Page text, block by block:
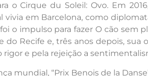
o Cirque du Soleil: Ovo. Em
vivia em Barcelona, como
o impulso para fazer O cão sem
Recife e, três anos depois, sua
rigor e pela rejeição a
mundial, “Prix Benois de la